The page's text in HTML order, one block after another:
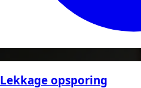
Lekkage opsporing